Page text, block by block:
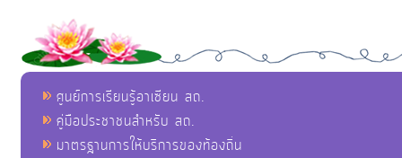
ศูนย์การเรียนรู้อาเซียน สถ.
คู่มือประชาชนสำหรับ สถ.
มาตรฐานการให้บริการของท้องถิ่น